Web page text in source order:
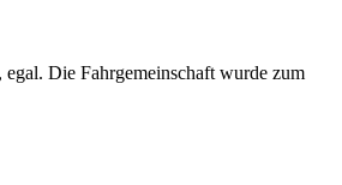
Die Fahrgemeinschaft wurde zum